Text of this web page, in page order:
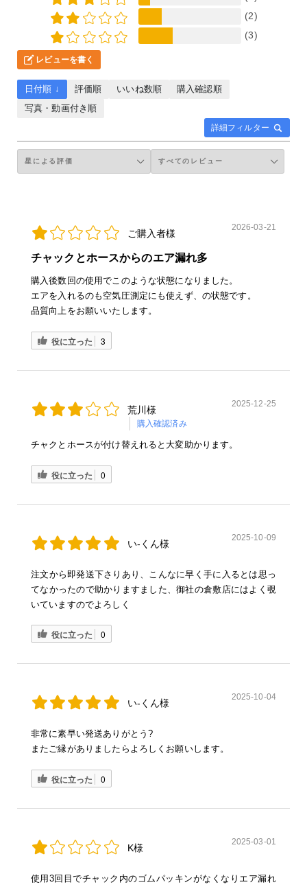
(2)
(3)
レビューを書く
詳細フィルター
日付順 ↓ 評価順 いいね数順
購入確認順
写真・動画付き順
ご購入者様
2026-03-21
チャックとホースからのエア漏れ多
購入後数回の使用でこのような状態になりました。
エアを入れるのも空気圧測定にも使えず、の状態です。
品質向上をお願いいたします。
役に立った 3
荒川様
購入確認済み
2025-12-25
チャクとホースが付け替えれると大変助かります。
役に立った 0
い-くん様
2025-10-09
注文から即発送下さりあり、こんなに早く手に入るとは思っ
てなかったので助かりますました、御社の倉敷店にはよく覗
いていますのでよろしく
役に立った 0
い-くん様
2025-10-04
非常に素早い発送ありがとう?
またご縁がありましたらよろしくお願いします。
役に立った 0
K様
2025-03-01
使用3回目でチャック内のゴムパッキンがなくなりエア漏れ